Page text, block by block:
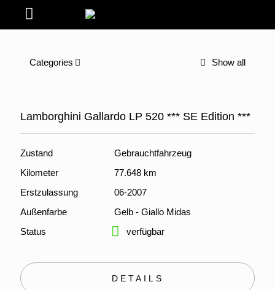
Categories Show all
Lamborghini Gallardo LP 520 *** SE Edition ***
Zustand
Gebrauchtfahrzeug
Kilometer
77.648 km
Erstzulassung
06-2007
Außenfarbe
Gelb - Giallo Midas
Status
verfügbar
DETAILS